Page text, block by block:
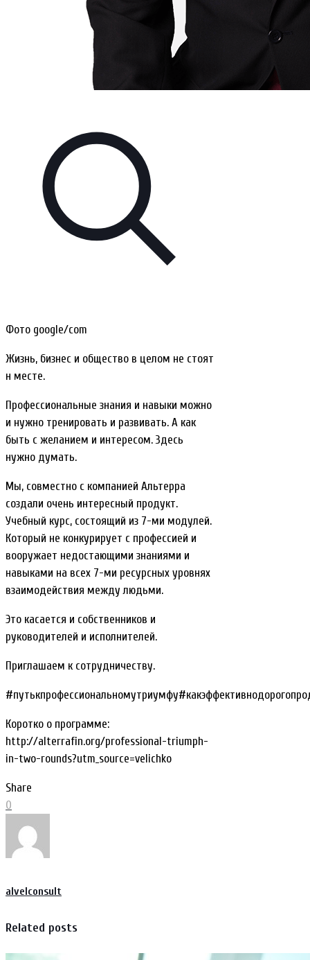
Фото google/com
Жизнь, бизнес и общество в целом не стоят
н месте.
Профессиональные знания и навыки можно
и нужно тренировать и развивать. А как
быть с желанием и интересом. Здесь
нужно думать.
Мы, совместно с компанией Альтерра
создали очень интересный продукт.
Учебный курс, состоящий из 7-ми модулей.
Который не конкурирует с профессией и
вооружает недостающими знаниями и
навыками на всех 7-ми ресурсных уровнях
взаимодействия между людьми.
Это касается и собственников и
руководителей и исполнителей.
Приглашаем к сотрудничеству.
Коротко о программе:
http://alterrafin.org/professional-triumph-
in-two-rounds?utm_source=velichko
Share
0
alvelconsult
Related posts